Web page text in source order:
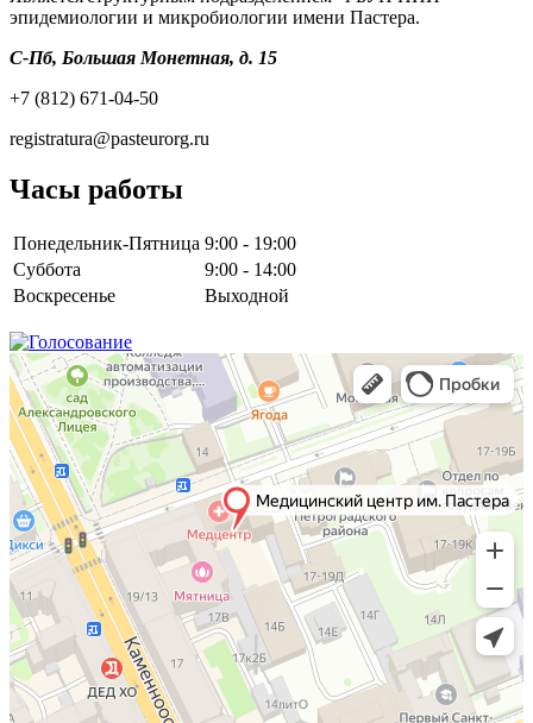
эпидемиологии и микробиологии имени Пастера.
С-Пб, Большая Монетная, д. 15
+7 (812) 671-04-50
registratura@pasteurorg.ru
Часы работы
Понедельник-Пятница 9:00 - 19:00
Суббота
9:00 - 14:00
Воскресенье
Выходной